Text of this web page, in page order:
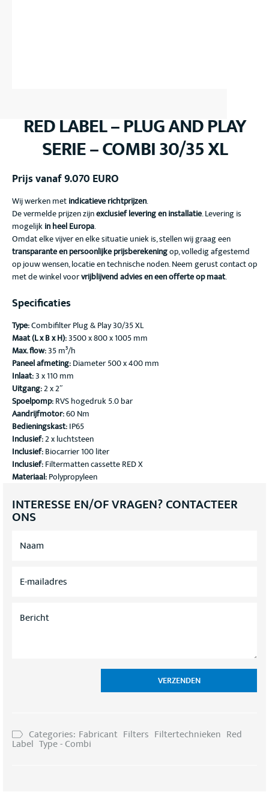
RED LABEL – PLUG AND PLAY
SERIE – COMBI 30/35 XL
Prijs vanaf 9.070 EURO
Wij werken metindicatieve richtprijzen.
De vermelde prijzen zijnexclusief levering en installatie. Levering is
mogelijkin heel Europa.
Omdat elke vijver en elke situatie uniek is, stellen wij graag een
transparante en persoonlijke prijsberekeningop, volledig afgestemd
op jouw wensen, locatie en technische noden. Neem gerust contact op
met de winkel voorvrijblijvend advies en een offerte op maat.
Specificaties
Type:Combifilter Plug & Play 30/35 XL
Maat (L x B x H):3500 x 800 x 1005 mm
Max. flow:35 m³/h
Paneel afmeting:Diameter 500 x 400 mm
Inlaat:3 x 110 mm
Uitgang:2 x 2″
Spoelpomp:RVS hogedruk 5.0 bar
Aandrijfmotor:60 Nm
Bedieningskast:IP65
Inclusief:2 x luchtsteen
Inclusief:Biocarrier 100 liter
Inclusief:Filtermatten cassette RED X
Materiaal:Polypropyleen
INTERESSE EN/OF VRAGEN? CONTACTEER
ONS
VERZENDEN
Categories: Fabricant Filters Filtertechnieken Red
Label Type - Combi